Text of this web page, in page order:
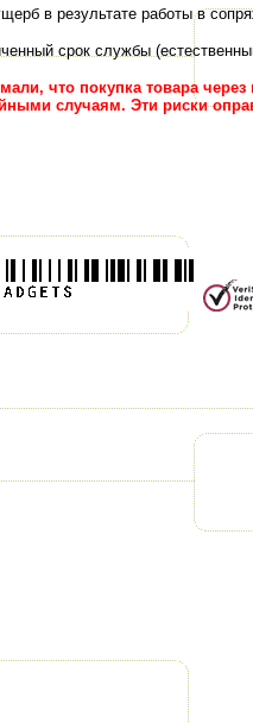
в результате работы в
срок службы
что покупка товара
и случаям. Эти риски